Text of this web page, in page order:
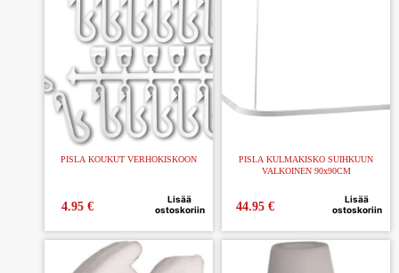
PISLA KOUKUT VERHOKISKOON
4.95€
Lisää
ostoskoriin
PISLA KULMAKISKO SUIHKUUN
VALKOINEN 90x90CM
44.95 €
Lisää
ostoskoriin